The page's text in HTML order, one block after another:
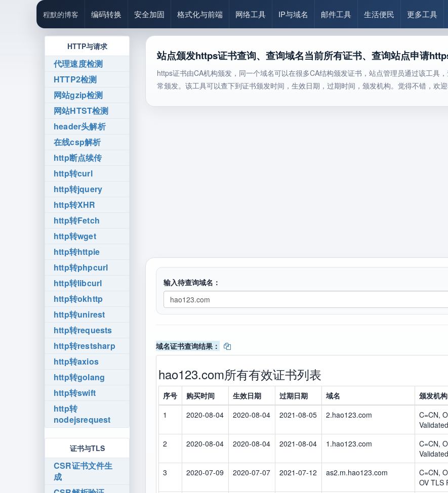
程默的博客 编码转换 安全加固 格式化与前端 网络工具 IP与域名 邮件工具 生活便民 更多工具
HTTP与请求
代理速度检测
HTTP2检测
网站gzip检测
网站HTST检测
header头解析
在线csp解析
http断点续传
http转curl
http转jquery
http转XHR
http转Fetch
http转wget
http转httpie
http转phpcurl
http转libcurl
http转okhttp
http转unirest
http转requests
http转restsharp
http转axios
http转golang
http转swift
http转
nodejsrequest
证书与TLS
CSR证书文件生
成
站点颁发https证书查询、查询域名当前所有证书、查询站点申请
https证书由CA机构颁发，同一个域名可以在很多CA结构颁发证书，站点管理员通过该工具
常颁发。该工具可以查下到证书颁发时间，生效日期，过期时间，颁发机构。觉得不错，欢迎
输入待查询域名：
域名证书查询结果：
hao123.com所有有效证书列表
序号 购买时间 生效日期 过期日期 域名 颁发机构
1
2020-08-04 2020-08-04 2021-08-05 2.hao123.com
C=CN,
2 2020-08-04 2020-08-04 2021-08-04 1.hao123.com
C=CN,
3 2020-07-09 2020-07-07 2021-07-12 as2.m.hao123.com
C=CN,
OV TLS